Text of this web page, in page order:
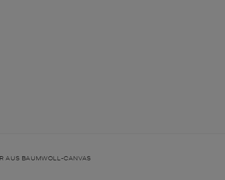
AUS BAUMWOLL-CANVAS